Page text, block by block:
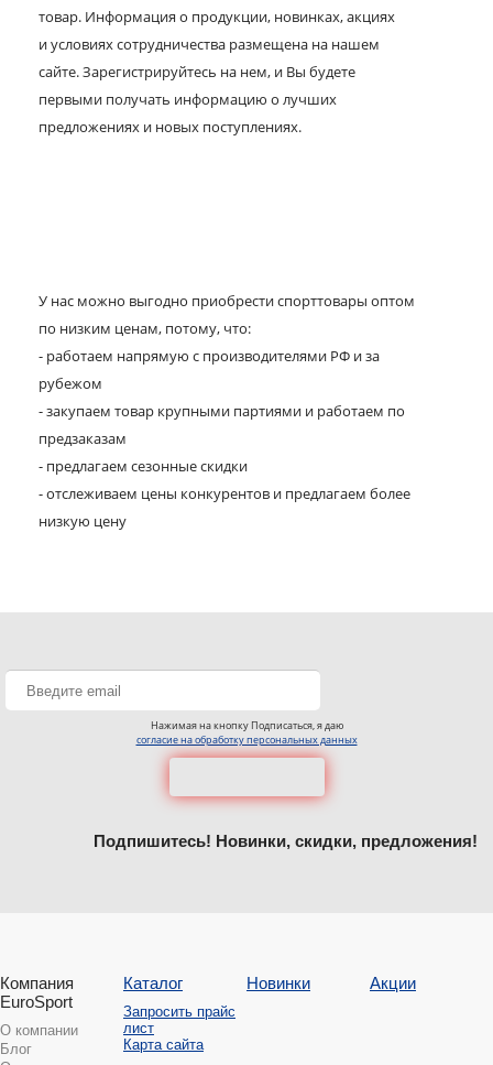
товар. Информация о продукции, новинках, акциях
и условиях сотрудничества размещена на нашем
сайте. Зарегистрируйтесь на нем, и Вы будете
первыми получать информацию о лучших
предложениях и новых поступлениях.
У нас можно выгодно приобрести спорттовары оптом
по низким ценам, потому, что:
- работаем напрямую с производителями РФ и за
рубежом
- закупаем товар крупными партиями и работаем по
предзаказам
- предлагаем сезонные скидки
- отслеживаем цены конкурентов и предлагаем более
низкую цену
Нажимая на кнопку Подписаться, я даю
согласие на обработку персональных данных
Подпишитесь! Новинки, скидки, предложения!
Компания
EuroSport
О компании
Блог
Каталог
Запросить прайс
лист
Карта сайта
Новинки Акции